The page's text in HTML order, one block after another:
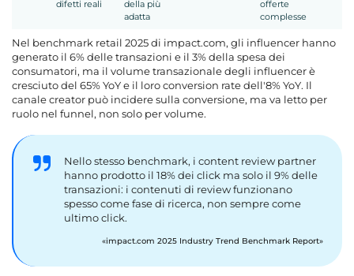
difetti reali
della più
adatta
offerte
complesse
Nel benchmark retail 2025 di impact.com, gli influencer hanno
generato il 6% delle transazioni e il 3% della spesa dei
consumatori, ma il volume transazionale degli influencer è
cresciuto del 65% YoY e il loro conversion rate dell'8% YoY. Il
canale creator può incidere sulla conversione, ma va letto per
ruolo nel funnel, non solo per volume.
Nello stesso benchmark, i content review partner
hanno prodotto il 18% dei click ma solo il 9% delle
transazioni: i contenuti di review funzionano
spesso come fase di ricerca, non sempre come
ultimo click.
impact.com 2025 Industry Trend Benchmark Report